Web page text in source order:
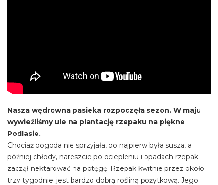
Nasza wędrowna pasieka rozpoczęła sezon. W maju
wywieźliśmy ule na plantację rzepaku na piękne
Podlasie.
Chociaż pogoda nie sprzyjała, bo najpierw była susza, a
później chłody, nareszcie po ociepleniu i opadach rzepak
zaczął nektarować na potęgę. Rzepak kwitnie przez około
trzy tygodnie, jest bardzo dobrą rośliną pożytkową. Jego